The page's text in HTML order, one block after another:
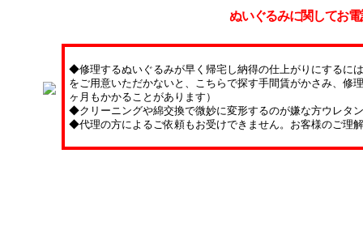
ぬいぐるみに関してお
◆修理するぬいぐるみが早く帰宅し納得の仕上がりにするに
をご用意いただかないと、こちらで探す手間賃がかさみ、修
ヶ月もかかることがあります）
◆クリーニングや綿交換で微妙に変形するのが嫌な方ウレタ
◆代理の方によるご依頼もお受けできません。お客様のご理